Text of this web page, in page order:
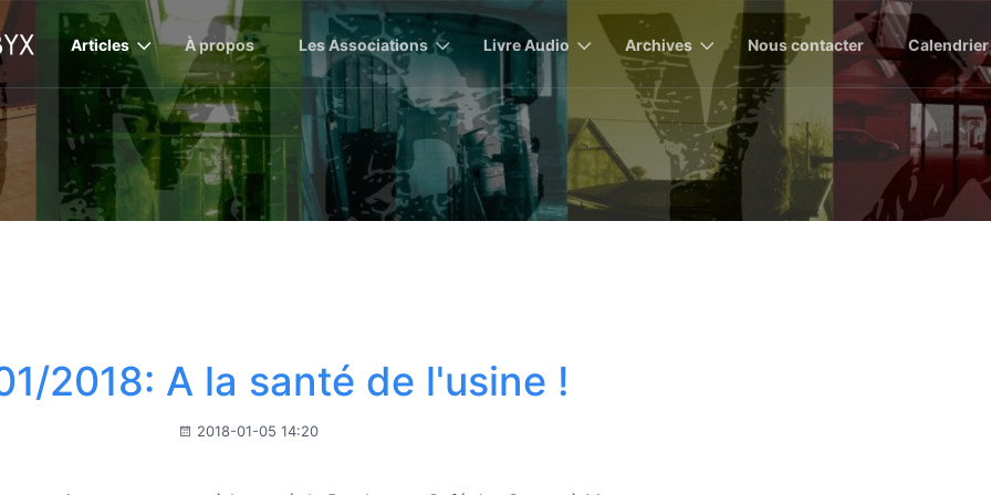
Articles À propos Les Associations Livre Audio Archives Nous contacter Calendrier
2018: A la santé de l'usine !
2018-01-05 14:20